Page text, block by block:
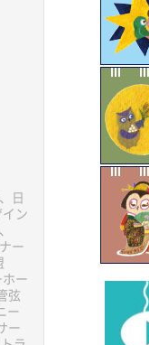
日
ン
ー
ー
弦
ー
ー